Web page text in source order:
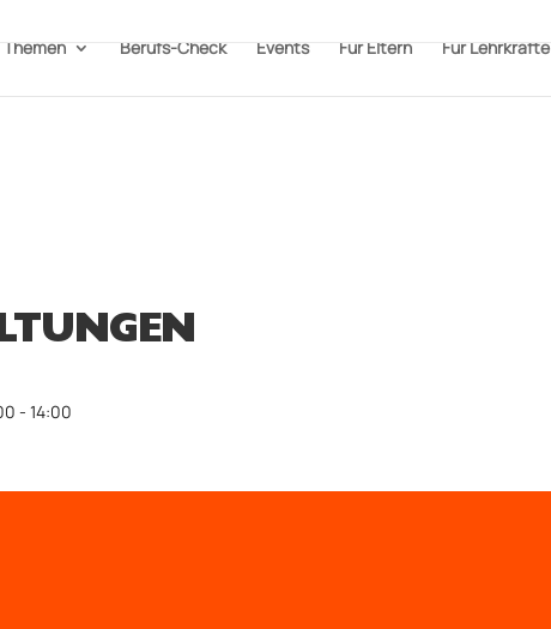
Themen Berufs-Check Events Für Eltern Für Lehrkräfte
- 14:00